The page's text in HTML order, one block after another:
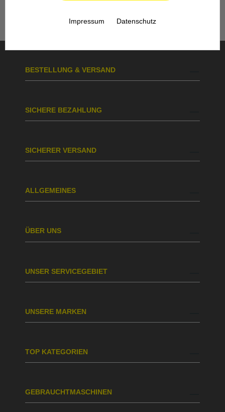
BESTELLUNG & VERSAND
SICHERE BEZAHLUNG
SICHERER VERSAND
ALLGEMEINES
ÜBER UNS
UNSER SERVICEGEBIET
UNSERE MARKEN
TOP KATEGORIEN
GEBRAUCHTMASCHINEN
Impressum Datenschutz